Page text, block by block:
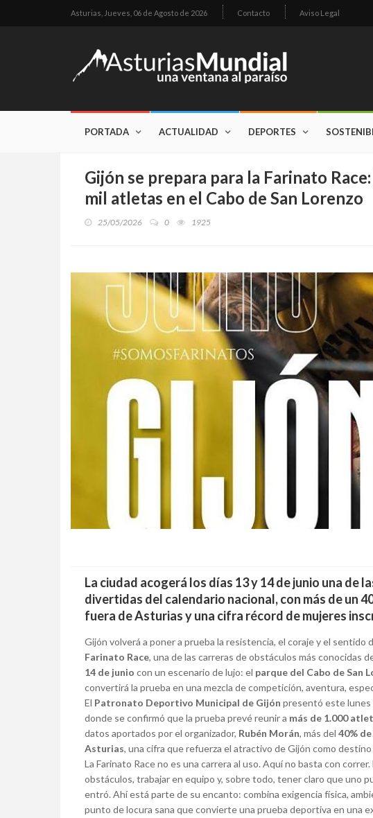
Asturias, Jueves, 06 de Agosto de 2026 Contacto Aviso Legal
PORTADA ACTUALIDAD DEPORTES
Gijón se prepara para la Farinato
mil atletas en el Cabo de San Lorenzo
25/05/2026 0 1925
La ciudad acogerá los días 13 y 14 de junio una de
divertidas del calendario nacional, con más de un
fuera de Asturias y una cifra récord de mujeres
Gijón volverá a poner a prueba la resistencia, el coraje y el
Farinato Race, una de las carreras de obstáculos más conocidas
14 de junio con un escenario de lujo: el parque del Cabo de San
convertirá la prueba en una mezcla de competición, aventura,
El Patronato Deportivo Municipal de Gijón presentó este lunes
donde se confirmó que la prueba prevé reunir a más de 1.000
datos aportados por el organizador, Rubén Morán, más del 40%
Asturias, una cifra que refuerza el atractivo de Gijón como
La Farinato Race no es una carrera al uso. Aquí no basta con
obstáculos, trabajar en equipo y, sobre todo, tener claro que uno
entró. Ahí está parte de su encanto: combina exigencia física,
punto de locura sana que convierte una prueba deportiva en una